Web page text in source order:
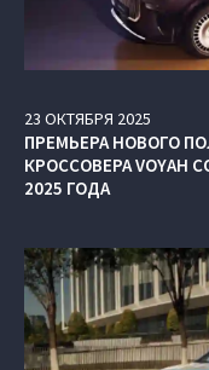
23 ОКТЯБРЯ 2025
ПРЕМЬЕРА НОВОГО
КРОССОВЕРА VOYAH
2025 ГОДА